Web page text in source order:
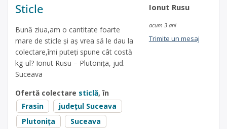
Sticle
Bună ziua,am o cantitate foarte
mare de sticle și aș vrea să le dau la
colectare,îmi puteți spune cât costă
kg-ul? Ionut Rusu – Plutonița, jud.
Suceava
Ofertă colectare sticlă, în
Frasin
județul Suceava
Plutonița
Suceava
Ionut Rusu
acum 3 ani
Trimite un mesaj